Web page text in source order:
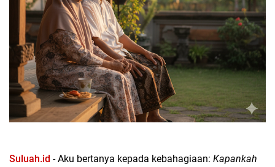
Suluah.id - Aku bertanya kepada kebahagiaan: Kapankah